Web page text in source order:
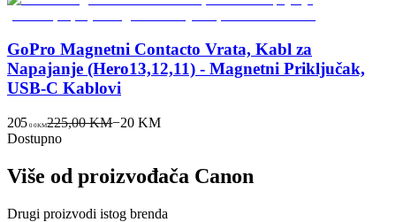
GoPro Magnetni Contacto Vrata, Kabl za
Napajanje (Hero13,12,11) - Magnetni Priključak,
USB-C Kablovi
205 00KM225,00 KM−20 KM
Dostupno
Više od proizvođača Canon
Drugi proizvodi istog brenda